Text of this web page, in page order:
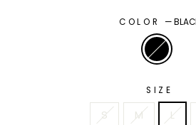
COLOR —
SIZE
S M L